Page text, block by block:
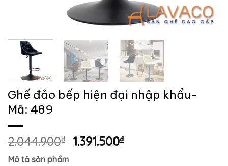
Ghế đảo bếp hiện đại nhập khẩu-
Mã: 489
2.044.900₫
Giá
1.391.500₫Giá
Mô tả sản phẩm